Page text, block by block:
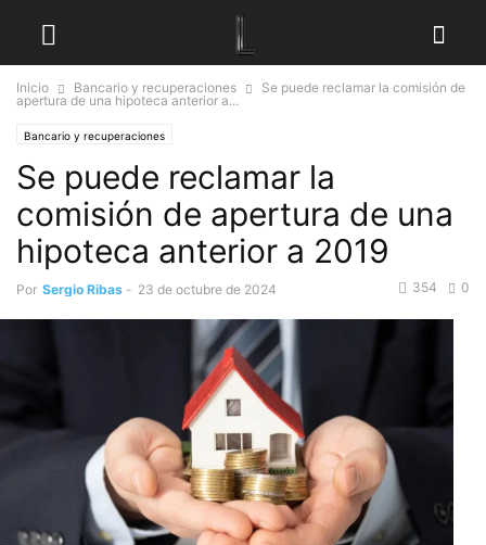
Inicio Bancario y recuperaciones
Se puede reclamar la comisión de
apertura de una hipoteca anterior a...
Bancario y recuperaciones
Se puede reclamar la
comisión de apertura de una
hipoteca anterior a 2019
Por Sergio Ribas - 23 de octubre de 2024 0
354